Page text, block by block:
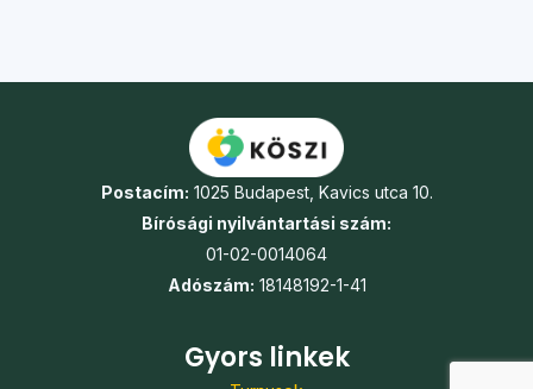
Postacím: 1025 Budapest, Kavics utca 10.
Bírósági nyilvántartási szám:
01-02-0014064
Adószám: 18148192-1-41
Gyors linkek